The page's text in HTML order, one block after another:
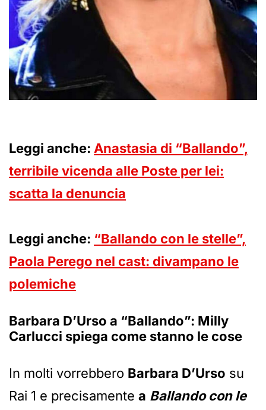
Leggi anche: Anastasia di “Ballando”,
terribile vicenda alle Poste per lei:
scatta la denuncia
Leggi anche: “Ballando con le stelle”,
Paola Perego nel cast: divampano le
polemiche
Barbara D’Urso a “Ballando”: Milly
Carlucci spiega come stanno le cose
In molti vorrebbero Barbara D’Urso su
Rai 1 e precisamente a Ballando con le